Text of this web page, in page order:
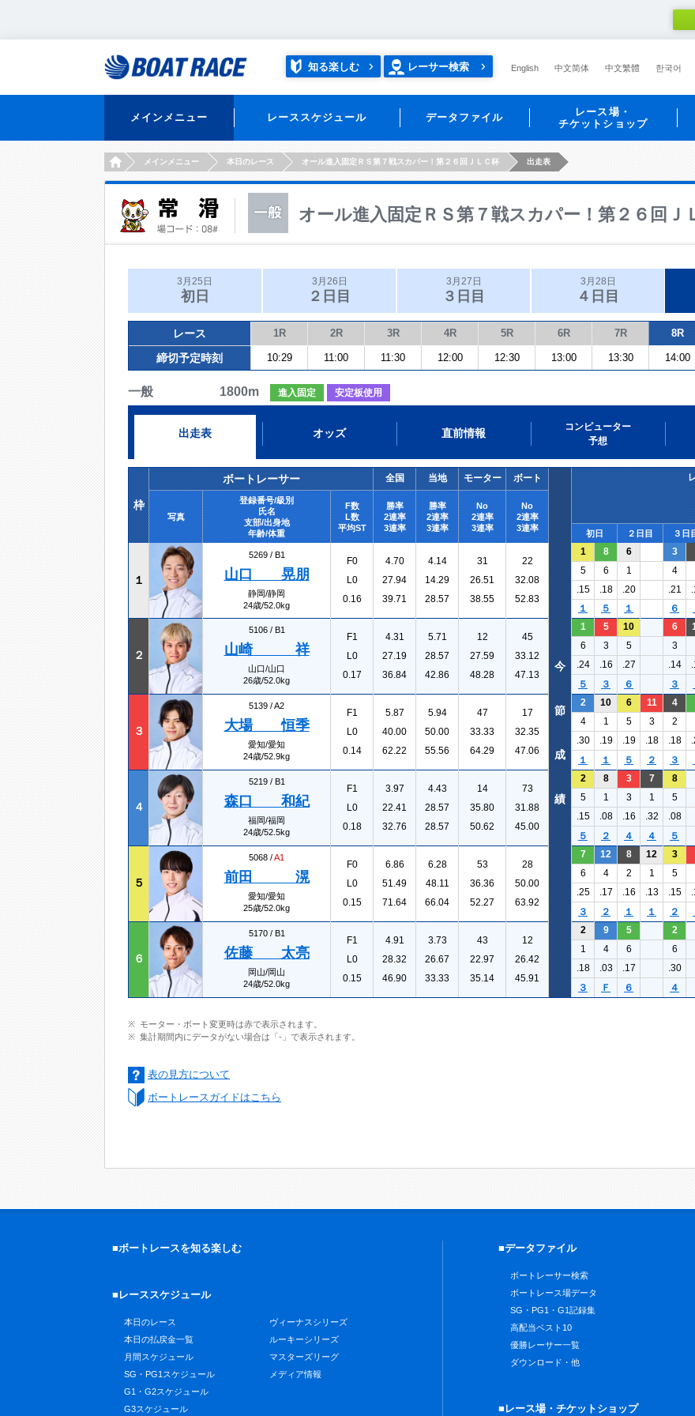
知る楽しむ レーサー検索 English 中文简体 中文繁體 한국어
メインメニュー レーススケジュール データファイル
レース場・
チケットショップ
HOMEメインメニュー 本日のレース オール進入固定ＲＳ第７戦スカパー！第２６回ＪＬＣ杯 出走表
オール進入固定ＲＳ第７戦スカパー！第２６回Ｊ
3月25日
初日
3月26日
２日目
3月27日
３日目
3月28日
４日目
レース 1R 2R 3R 4R 5R 6R 7R 8R
締切予定時刻 10:29 11:00 11:30 12:00 12:30 13:00 13:30 14:00
一般 1800m 進入固定 安定板使用
出走表 オッズ 直前情報
コンピューター
予想
枠
ボートレーサー 全国 当地 モーター ボート
写真
登録番号/級別
氏名
支部/出身地
年齢/体重
F数
L数
平均ST
勝率
2連率
3連率
勝率
2連率
3連率
No
2連率
3連率
No
2連率
3連率
初日 ２日目 ３日
１
5269 / B1
山口 晃朋
静岡/静岡
24歳/52.0kg
F0
L0
0.16
4.70
27.94
39.71
4.14
14.29
28.57
31
26.51
38.55
22
32.08
52.83
1 8 6 3
5 6 1 4
.15
.18 .20 .21
１
５ １ ６
２
5106 / B1
山崎 祥
山口/山口
26歳/52.0kg
F1
L0
0.17
4.31
27.19
36.84
5.71
28.57
42.86
12
27.59
48.28
45
33.12
47.13
1 5 10 6
6 3 5 3
.24
.16 .27 .14
５
３ ６ ３
３
5139 /A2
大場 恒季
愛知/愛知
24歳/52.9kg
F1
L0
0.14
5.87
40.00
62.22
5.94
50.00
55.56
47
33.33
64.29
17
32.35
47.06
2 10 6 11 4
4 1 5 3 2
.30
.19 .19 .18 .18
１
１ ５ ２ ３
４
5219 / B1
森口 和紀
福岡/福岡
24歳/52.5kg
F1
L0
0.18
3.97
22.41
32.76
4.43
28.57
28.57
14
35.80
50.62
73
31.88
45.00
2 8 3 7 8
5
1 3 1 5
.15
.08 .16 .32 .08
５
２ ４ ４ ５
５
5068 /A1
前田 滉
愛知/愛知
25歳/52.0kg
F0
L0
0.15
6.86
51.49
71.64
6.28
48.11
66.04
53
36.36
52.27
28
50.00
63.92
7 12 8 12 3
6 4 2 1 5
.25
.17 .16 .13 .15
３
２ １ １ ２
６
5170 / B1
佐藤 太亮
岡山/岡山
24歳/52.0kg
F1
L0
0.15
4.91
28.32
46.90
3.73
26.67
33.33
43
22.97
35.14
12
26.42
45.91
2 9 5 2
1
4 6 6
.18
.03 .17 .30
３
Ｆ ６ ４
今
節
成
績
モーター・ボート変更時は赤で表示されます。
集計期間内にデータがない場合は「-」で表示されます。
表の見方について
ボートレースガイドはこちら
■ボートレースを知る楽しむ
■レーススケジュール
本日のレース
本日の払戻金一覧
月間スケジュール
SG・PG1スケジュール
G1・G2スケジュール
G3スケジュール
ヴィーナスシリーズ
ルーキーシリーズ
マスターズリーグ
メディア情報
■データファイル
ボートレーサー検索
ボートレース場データ
SG・PG1・G1記録集
高配当ベスト10
優勝レーサー一覧
ダウンロード・他
■レース場・チケットショップ